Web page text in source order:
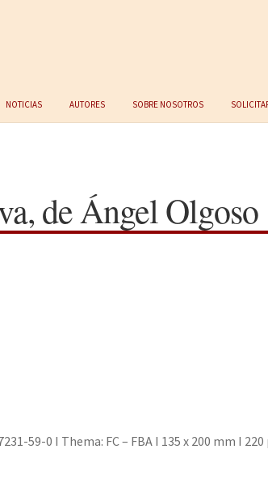
Noticias Autores Sobre nosotros
de Ángel Olgoso
59-0 I Thema: FC – FBA I 135 x 200 mm I 220